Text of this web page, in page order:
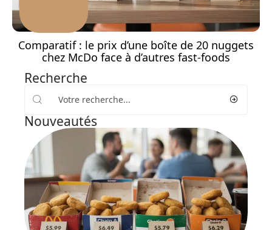
Comparatif : le prix d’une boîte de 20 nuggets
chez McDo face à d’autres fast-foods
Recherche
Nouveautés